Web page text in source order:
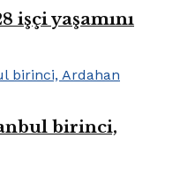
işçi yaşamını
birinci,